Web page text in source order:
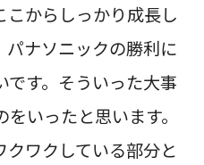
こからしっかり成長し
パナソニックの勝利に
です。そういった大事
いったと思います。
クワクしている部分と